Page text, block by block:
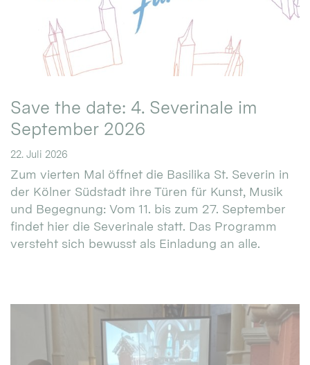
Save the date: 4. Severinale im
September 2026
22. Juli 2026
Zum vierten Mal öffnet die Basilika St. Severin in
der Kölner Südstadt ihre Türen für Kunst, Musik
und Begegnung: Vom 11. bis zum 27. September
findet hier die Severinale statt. Das Programm
versteht sich bewusst als Einladung an alle.